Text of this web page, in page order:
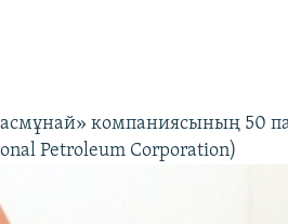
компаниясының 50
Petroleum Corporation)